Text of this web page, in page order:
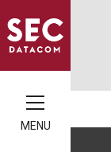
MENU